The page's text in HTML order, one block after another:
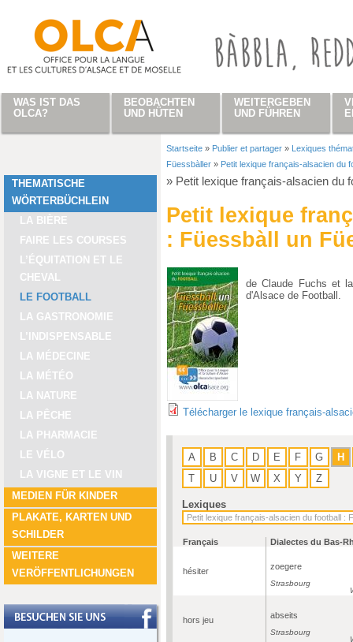
THEMATISCHE
WÖRTERBÜCHLEIN
LA BIÈRE
FAIRE LES COURSES
L’ÉQUITATION ET LE
CHEVAL
LE FOOTBALL
LA GASTRONOMIE
L’INDISPENSABLE
LA MÉDECINE
LA MÉTÉO
LA NATURE
LA PÊCHE
LA PHARMACIE
LE VÉLO
LA VIGNE ET LE VIN
MEDIEN FÜR KINDER
PLAKATE, KARTEN UND
SCHILDER
WEITERE
VERÖFFENTLICHUNGEN
Sie sind hier
Startseite » Publier et partager » Lexiques
Füessbàller » Petit lexique français-alsacien du
» Petit lexique français-alsacien du
Petit lexique
: Füessbàll un
de Claude Fuchs et
d'Alsace de Football.
Télécharger le lexique français-
A B C D E F G
H
T
U V W X Y Z
Lexiques
Français Dialectes du Bas-
hésiter zoegere
Strasbourg
hors jeu abseits
Strasbourg
WAS IST DAS
OLCA?
BEOBACHTEN
UND HÜTEN
WEITERGEBEN
UND FÜHREN